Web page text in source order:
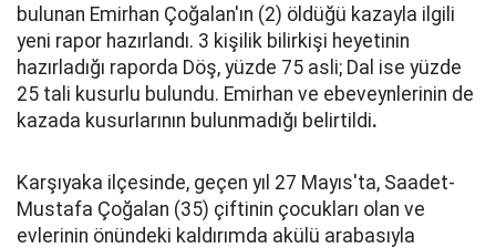
bulunan Emirhan Çoğalan'ın (2) öldüğü kazayla ilgili
yeni rapor hazırlandı. 3 kişilik bilirkişi heyetinin
hazırladığı raporda Döş, yüzde 75 asli; Dal ise yüzde
25 tali kusurlu bulundu. Emirhan ve ebeveynlerinin de
kazada kusurlarının bulunmadığı belirtildi.
Karşıyaka ilçesinde, geçen yıl 27 Mayıs'ta, Saadet-
Mustafa Çoğalan (35) çiftinin çocukları olan ve
evlerinin önündeki kaldırımda akülü arabasıyla